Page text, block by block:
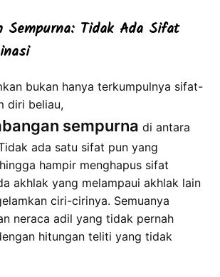
Sempurna: Tidak Ada Sifat
bukan hanya terkumpulnya sifat-
diri beliau,
sempurna di antara
ada satu sifat pun yang
hampir menghapus sifat
akhlak yang melampaui akhlak lain
ciri-cirinya. Semuanya
neraca adil yang tidak pernah
hitungan teliti yang tidak